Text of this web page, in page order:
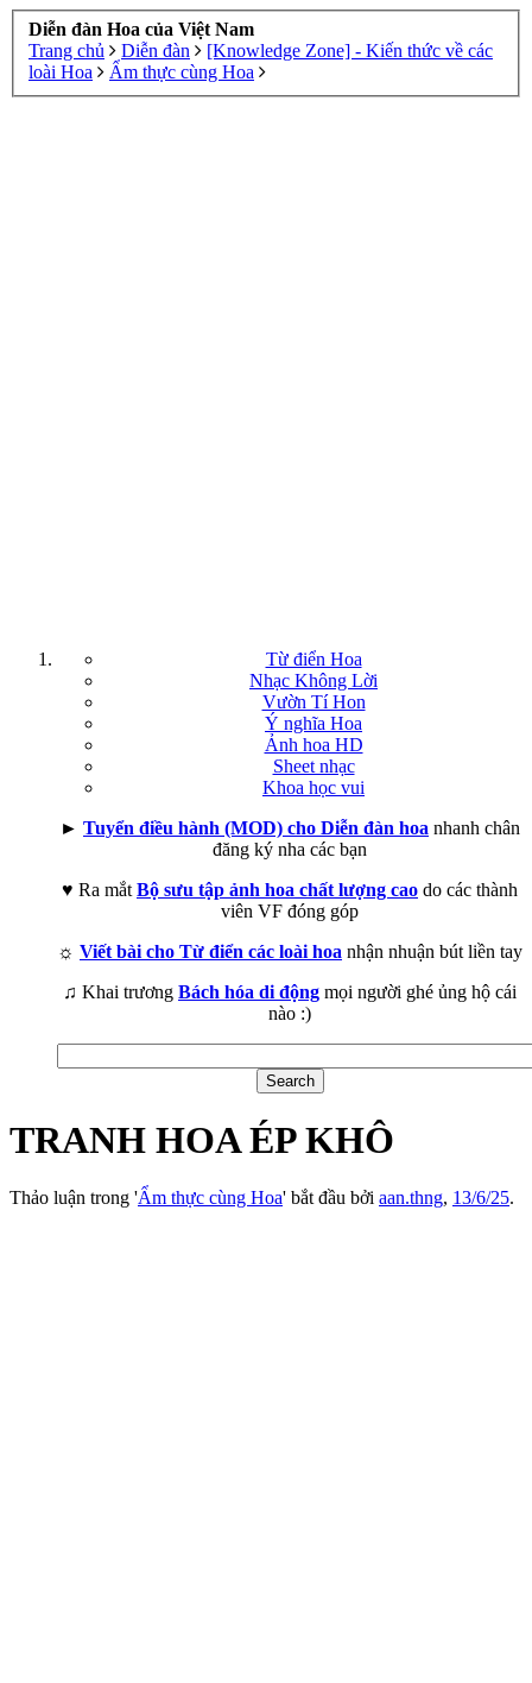
Diễn đàn Hoa của Việt Nam
Trang chủ
Diễn đàn
[Knowledge Zone] - Kiến thức về các
loài Hoa
Ẩm thực cùng Hoa
Từ điển Hoa
Nhạc Không Lời
Vườn Tí Hon
Ý nghĩa Hoa
Ảnh hoa HD
Sheet nhạc
Khoa học vui
► Tuyển điều hành (MOD) cho Diễn đàn hoa nhanh chân
đăng ký nha các bạn
♥ Ra mắt Bộ sưu tập ảnh hoa chất lượng cao do các thành
viên VF đóng góp
☼ Viết bài cho Từ điển các loài hoa nhận nhuận bút liền tay
♫ Khai trương Bách hóa di động mọi người ghé ủng hộ cái
nào :)
TRANH HOA ÉP KHÔ
Thảo luận trong 'Ẩm thực cùng Hoa' bắt đầu bởi aan.thng, 13/6/25.